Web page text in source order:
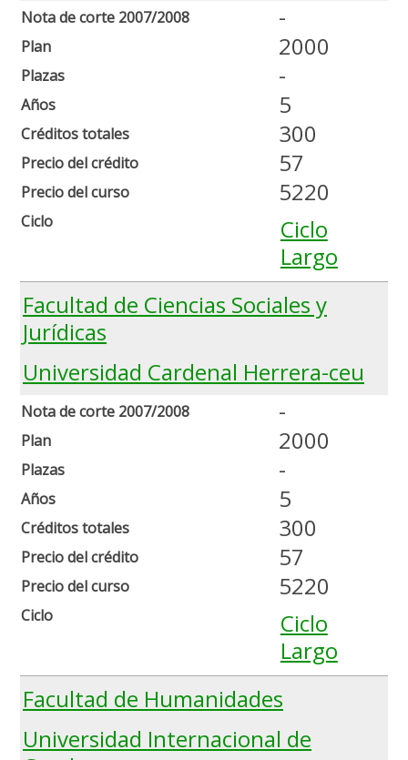
Nota de corte 2007/2008
Plan
Plazas
Años
Créditos totales
Precio del crédito
Precio del curso
Ciclo
-
2000
-
5
300
57
5220
Ciclo
Largo
Facultad de Ciencias Sociales y
Jurídicas
Universidad Cardenal Herrera-ceu
Nota de corte 2007/2008
Plan
Plazas
Años
Créditos totales
Precio del crédito
Precio del curso
Ciclo
-
2000
-
5
300
57
5220
Ciclo
Largo
Facultad de Humanidades
Universidad Internacional de